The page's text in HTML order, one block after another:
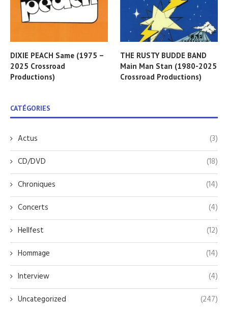
DIXIE PEACH Same (1975 –
2025 Crossroad
Productions)
THE RUSTY BUDDE BAND
Main Man Stan (1980-2025
Crossroad Productions)
CATÉGORIES
Actus
(3)
CD/DVD
(18)
Chroniques
(14)
Concerts
(4)
Hellfest
(12)
Hommage
(14)
Interview
(4)
Uncategorized
(247)